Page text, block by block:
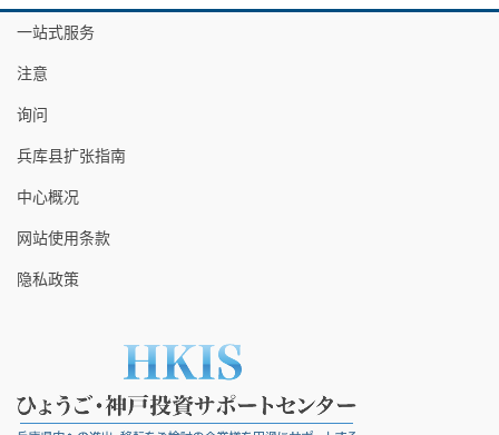
一站式服务
注意
询问
兵库县扩张指南
中心概况
网站使用条款
隐私政策